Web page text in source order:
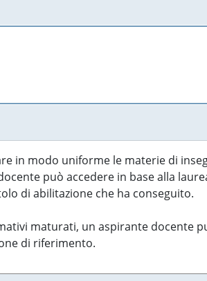
in modo uniforme le materie di
può accedere in base alla
di abilitazione che ha conseguito.
maturati, un aspirante docente
di riferimento.